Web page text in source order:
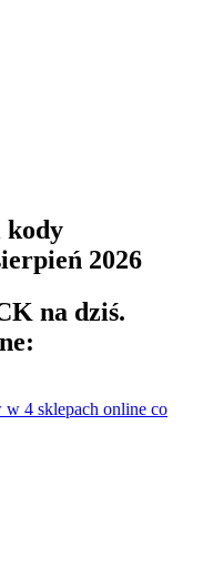
kody
2026
na dziś.
4 sklepach online co